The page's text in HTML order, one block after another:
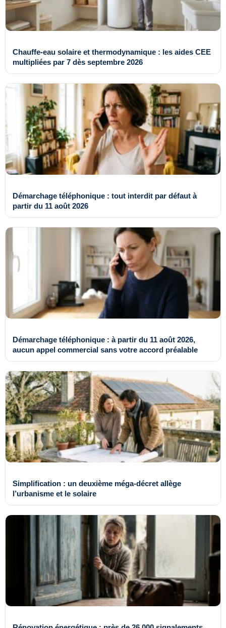
Chauffe-eau solaire et thermodynamique : les aides CEE
multipliées par 7 dès septembre 2026
Démarchage téléphonique : tout interdit par défaut à
partir du 11 août 2026
Démarchage téléphonique : à partir du 11 août 2026,
aucun appel commercial sans votre accord préalable
Simplification : un deuxième méga-décret allège
l’urbanisme et le solaire